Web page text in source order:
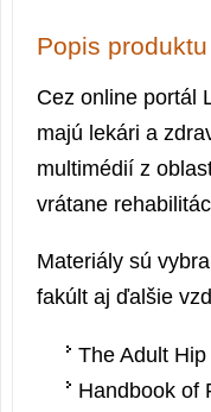
Popis produktu
Cez online portál
majú lekári a
multimédií z
vrátane
Materiály sú
fakúlt aj ďalšie
The Adult Hip
Handbook of